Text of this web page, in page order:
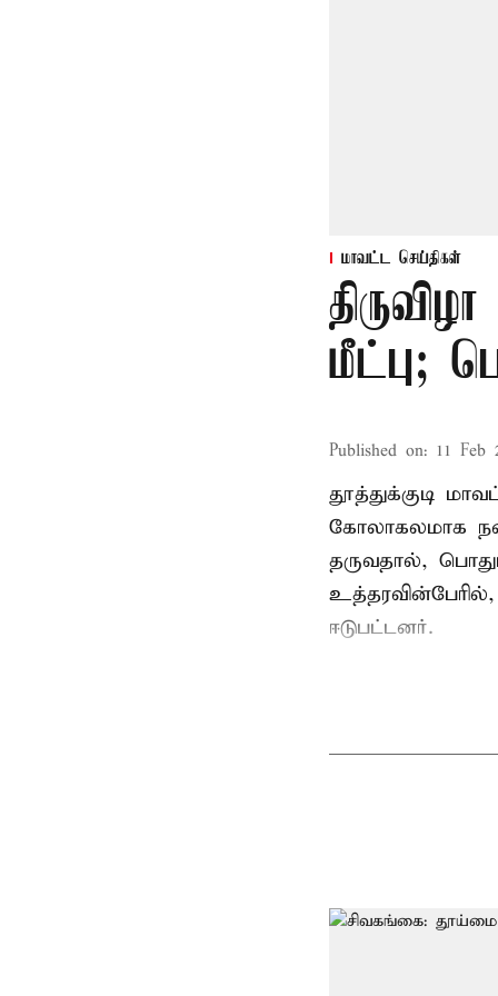
மாவட்ட செய்திகள்
மீட்பு;
Published on: 11 Feb
தூத்துக்குடி
கோலாகலமாக
தருவதால்,
ஈடுபட்டனர்.